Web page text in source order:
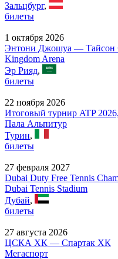
Зальцбург,
билеты
1 октября 2026
Энтони Джошуа — Тайсон
Kingdom Arena
Эр Рияд,
билеты
22 ноября 2026
Итоговый турнир ATP
Пала Альпитур
Турин,
билеты
27 февраля 2027
Dubai Duty Free Tennis
Dubai Tennis Stadium
Дубай,
билеты
27 августа 2026
ЦСКА ХК — Спартак ХК
Мегаспорт